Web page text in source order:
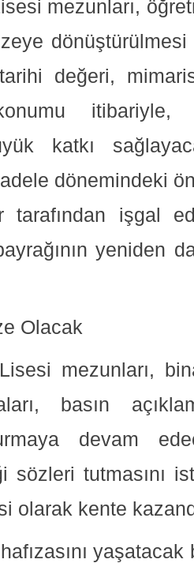
mezunları,
tarihi değeri,
katkı
dönemindeki
tarafından işgal
yeniden
Olacak
mezunları,
basın
devam
sözleri tutmasını
olarak kente